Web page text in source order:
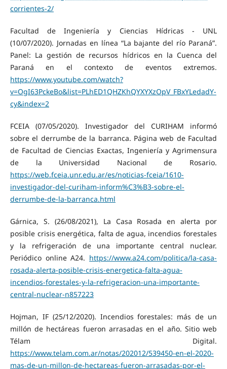
corrientes-2/
Facultad de Ingeniería y Ciencias Hídricas - UNL
(10/07/2020). Jornadas en línea “La bajante del río Paraná”.
Panel: La gestión de recursos hídricos en la Cuenca del
Paraná en el contexto de eventos extremos.
https://www.youtube.com/watch?
v=OgI63PckeBo&list=PLhED1QHZKhQYXYXzOpV_FBxYLedadY-
cy&index=2
FCEIA (07/05/2020). Investigador del CURIHAM informó
sobre el derrumbe de la barranca. Página web de Facultad
de Facultad de Ciencias Exactas, Ingeniería y Agrimensura
de la Universidad Nacional de Rosario.
https://web.fceia.unr.edu.ar/es/noticias-fceia/1610-
investigador-del-curiham-inform%C3%B3-sobre-el-
derrumbe-de-la-barranca.html
Gárnica, S. (26/08/2021), La Casa Rosada en alerta por
posible crisis energética, falta de agua, incendios forestales
y la refrigeración de una importante central nuclear.
Periódico online A24. https://www.a24.com/politica/la-casa-
rosada-alerta-posible-crisis-energetica-falta-agua-
incendios-forestales-y-la-refrigeracion-una-importante-
central-nuclear-n857223
Hojman, IF (25/12/2020). Incendios forestales: más de un
millón de hectáreas fueron arrasadas en el año. Sitio web
Télam Digital.
https://www.telam.com.ar/notas/202012/539450-en-el-2020-
mas-de-un-millon-de-hectareas-fueron-arrasadas-por-el-